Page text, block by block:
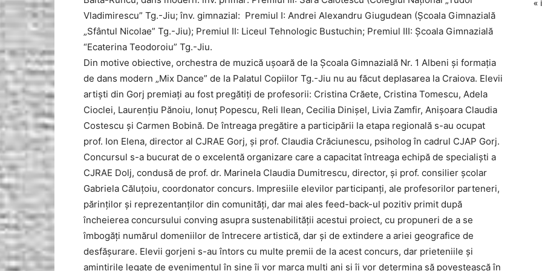
Vladimirescu” Tg.-Jiu; înv. gimnazial: Premiul I: Andrei Alexandru Giugudean (Şcoala Gimnazială
„Sfântul Nicolae” Tg.-Jiu); Premiul II: Liceul Tehnologic Bustuchin; Premiul III: Şcoala Gimnazială
“Ecaterina Teodoroiu” Tg.-Jiu.
Din motive obiective, orchestra de muzică uşoară de la Şcoala Gimnazială Nr. 1 Albeni şi formaţia
de dans modern „Mix Dance” de la Palatul Copiilor Tg.-Jiu nu au făcut deplasarea la Craiova. Elevii
artişti din Gorj premiaţi au fost pregătiţi de profesorii: Cristina Crăete, Cristina Tomescu, Adela
Cioclei, Laurenţiu Pănoiu, Ionuţ Popescu, Reli Ilean, Cecilia Dinişel, Livia Zamfir, Anişoara Claudia
Costescu şi Carmen Bobină. De întreaga pregătire a participării la etapa regională s-au ocupat
prof. Ion Elena, director al CJRAE Gorj, şi prof. Claudia Crăciunescu, psiholog în cadrul CJAP Gorj.
Concursul s-a bucurat de o excelentă organizare care a capacitat întreaga echipă de specialişti a
CJRAE Dolj, condusă de prof. dr. Marinela Claudia Dumitrescu, director, şi prof. consilier şcolar
Gabriela Căluţoiu, coordonator concurs. Impresiile elevilor participanţi, ale profesorilor parteneri,
părinţilor şi reprezentanţilor din comunităţi, dar mai ales feed-back-ul pozitiv primit după
încheierea concursului conving asupra sustenabilităţii acestui proiect, cu propuneri de a se
îmbogăţi numărul domeniilor de întrecere artistică, dar şi de extindere a ariei geografice de
desfăşurare. Elevii gorjeni s-au întors cu multe premii de la acest concurs, dar prieteniile şi
amintirile legate de evenimentul în sine îi vor marca mulţi ani şi îi vor determina să povestească în
«